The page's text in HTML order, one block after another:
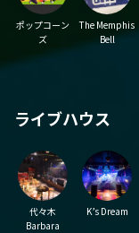
ポップコーン
ズ
The Memphis
Bell
ライブハウス
代々木
Barbara
K’s Dream